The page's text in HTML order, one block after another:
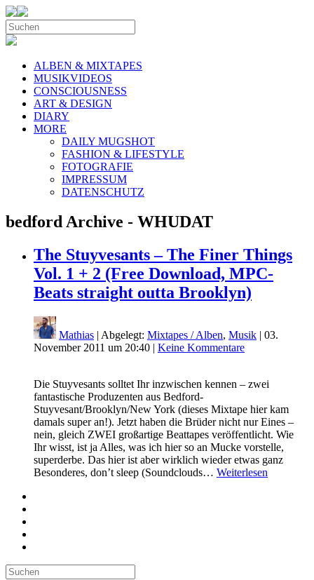
ALBEN & MIXTAPES
MUSIKVIDEOS
CONSCIOUSNESS
ART & DESIGN
DIARY
MORE
DAILY MUGSHOT
FASHION & LIFESTYLE
FOTOGRAFIE
IMPRESSUM
DATENSCHUTZ
bedford Archive - WHUDAT
The Stuyvesants – The Finer Things
Vol. 1 + 2 (Free Download, MPC-
Beats straight outta Brooklyn)
Mathias | Abgelegt: Mixtapes / Alben, Musik | 03.
November 2011 um 20:40 | Keine Kommentare
Die Stuyvesants solltet Ihr inzwischen kennen – zwei
fantastische Produzenten aus Bedford-
Stuyvesant/Brooklyn/New York (dieses Mixtape hier kam
damals super an!). Jetzt haben die Brüder nicht nur Eines –
nein, gleich ZWEI großartige Beattapes veröffentlicht. Wie
Ihr wisst, ist ja Alles, was ich hier so an Mucke vorstelle,
superderbe. Das hier ist aber wirklich wieder etwas ganz
Besonderes, don’t sleep (Soundclouds… Weiterlesen